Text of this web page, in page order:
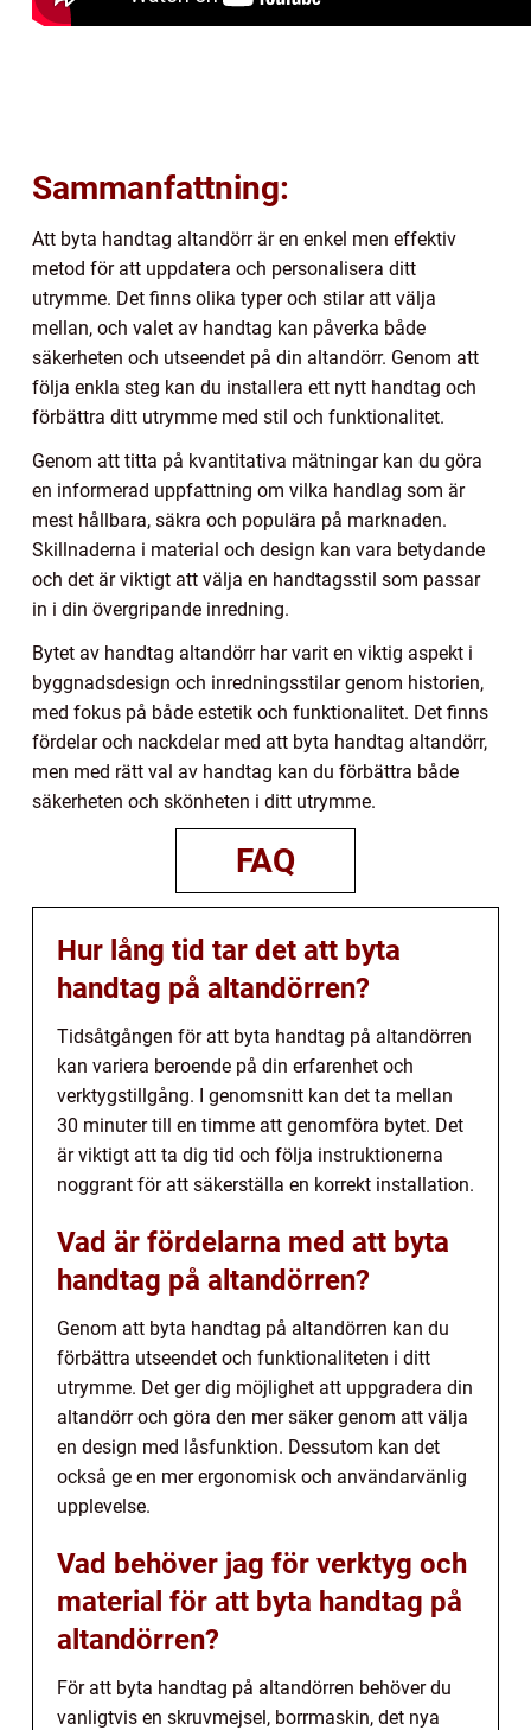
Sammanfattning:
Att byta handtag altandörr är en enkel men effektiv
metod för att uppdatera och personalisera ditt
utrymme. Det finns olika typer och stilar att välja
mellan, och valet av handtag kan påverka både
säkerheten och utseendet på din altandörr. Genom att
följa enkla steg kan du installera ett nytt handtag och
förbättra ditt utrymme med stil och funktionalitet.
Genom att titta på kvantitativa mätningar kan du göra
en informerad uppfattning om vilka handlag som är
mest hållbara, säkra och populära på marknaden.
Skillnaderna i material och design kan vara betydande
och det är viktigt att välja en handtagsstil som passar
in i din övergripande inredning.
Bytet av handtag altandörr har varit en viktig aspekt i
byggnadsdesign och inredningsstilar genom historien,
med fokus på både estetik och funktionalitet. Det finns
fördelar och nackdelar med att byta handtag altandörr,
men med rätt val av handtag kan du förbättra både
säkerheten och skönheten i ditt utrymme.
FAQ
Hur lång tid tar det att byta
handtag på altandörren?
Tidsåtgången för att byta handtag på altandörren
kan variera beroende på din erfarenhet och
verktygstillgång. I genomsnitt kan det ta mellan
30 minuter till en timme att genomföra bytet. Det
är viktigt att ta dig tid och följa instruktionerna
noggrant för att säkerställa en korrekt installation.
Vad är fördelarna med att byta
handtag på altandörren?
Genom att byta handtag på altandörren kan du
förbättra utseendet och funktionaliteten i ditt
utrymme. Det ger dig möjlighet att uppgradera din
altandörr och göra den mer säker genom att välja
en design med låsfunktion. Dessutom kan det
också ge en mer ergonomisk och användarvänlig
upplevelse.
Vad behöver jag för verktyg och
material för att byta handtag på
altandörren?
För att byta handtag på altandörren behöver du
vanligtvis en skruvmejsel, borrmaskin, det nya